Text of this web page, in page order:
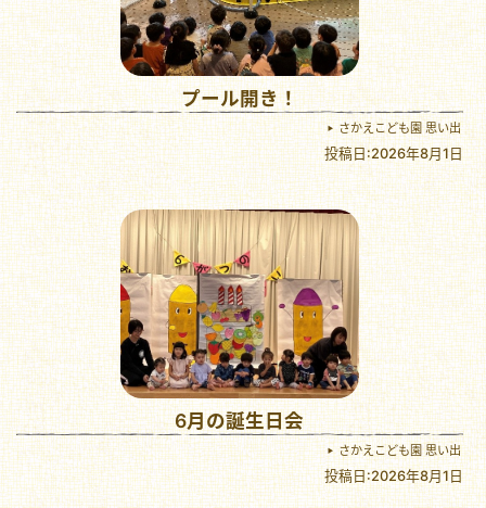
プール開き！
さかえこども園 思い出
投稿日:2026年8月1日
6月の誕生日会
さかえこども園 思い出
投稿日:2026年8月1日